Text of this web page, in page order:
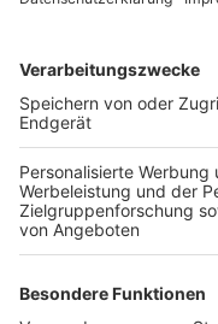
Die Arbeiten am
können auch
oder mit
Die
Prozent
Danach können dann
barrierefreien
können dann im